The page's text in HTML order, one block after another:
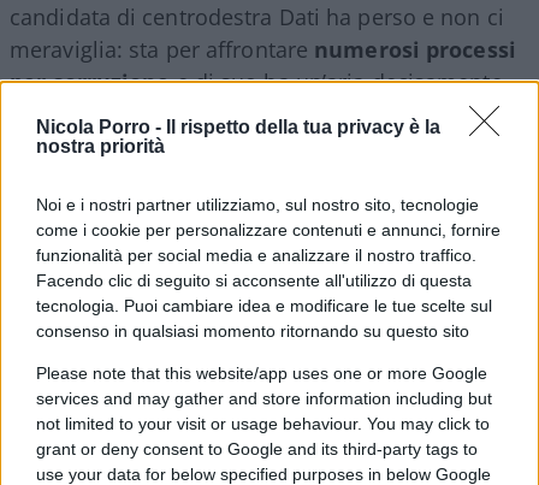
Nicola Porro -
Il rispetto della tua privacy è la
nostra priorità
Noi e i nostri partner utilizziamo, sul nostro sito, tecnologie
come i cookie per personalizzare contenuti e annunci, fornire
funzionalità per social media e analizzare il nostro traffico.
Facendo clic di seguito si acconsente all'utilizzo di questa
tecnologia. Puoi cambiare idea e modificare le tue scelte sul
consenso in qualsiasi momento ritornando su questo sito
Please note that this website/app uses one or more Google
services and may gather and store information including but
not limited to your visit or usage behaviour. You may click to
grant or deny consent to Google and its third-party tags to
use your data for below specified purposes in below Google
candidata di centrodestra Dati ha perso e non ci
meraviglia: sta per affrontare numerosi processi
per corruzionee di suo ha un’aria decisamente
superba e antipatica. E nessun tratto davvero
francese (ma, ci rendiamo conto, qui andiamo in
Il vincitore al primo turno,Emmanuel Grégoire
che rappresenta tutta la sinistra tranne LFI, ha già
città cada a destra, ha affermato in diretta tv, con
il rischio di “snaturare la città della solidarietà e
dei lumi”.